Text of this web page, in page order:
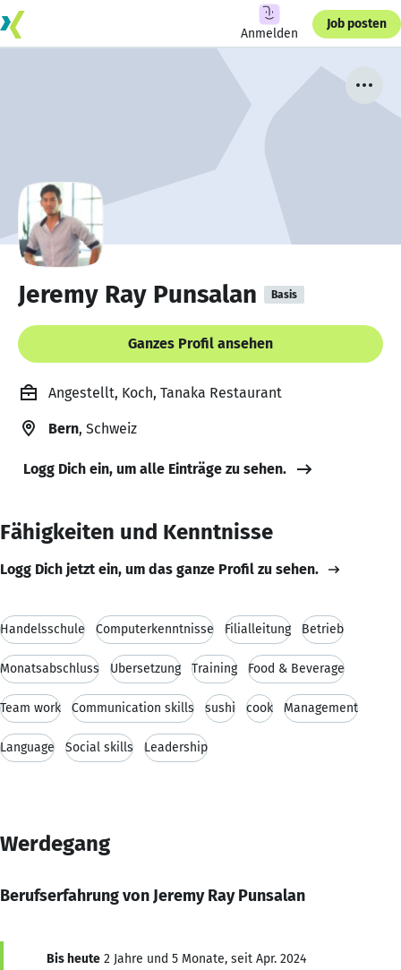
Anmelden
Job posten
Jeremy Ray Punsalan Basis
Ganzes Profil ansehen
Angestellt, Koch, Tanaka Restaurant
Bern, Schweiz
Logg Dich ein, um alle Einträge zu sehen.
Fähigkeiten und Kenntnisse
Logg Dich jetzt ein, um das ganze Profil zu sehen.
Handelsschule Computerkenntnisse Filialleitung Betrieb
Monatsabschluss Übersetzung Training Food & Beverage
Team work Communication skills sushi cook Management
Language Social skills Leadership
Werdegang
Berufserfahrung von Jeremy Ray Punsalan
Bis heute 2 Jahre und 5 Monate, seit Apr. 2024